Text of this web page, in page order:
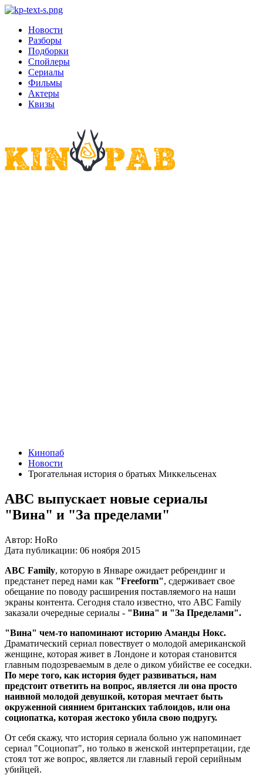
Новости
Разборы
Подборки
Спойлеры
Сериалы
Фильмы
Актеры
Квизы
Кинопаб
Новости
Трогательная история о братьях Миккельсенах
ABC выпускает новые сериалы
"Вина" и "За пределами"
Автор: HoRo
Дата публикации: 06 ноября 2015
ABC Family, которую в Январе ожидает ребрендинг и
предстанет перед нами как "Freeform", сдерживает свое
обещание по поводу расширения поставляемого на наши
экраны контента. Сегодня стало известно, что ABC Family
заказали очередные сериалы - "Вина" и "За Пределами".
"Вина" чем-то напоминают историю Аманды Нокс.
Драматический сериал повествует о молодой американской
женщине, которая живет в Лондоне и которая становится
главным подозреваемым в деле о диком убийстве ее соседки.
По мере того, как история будет развиваться, нам
предстоит ответить на вопрос, является ли она просто
наивной молодой девушкой, которая мечтает быть
окруженной сиянием британских таблоидов, или она
социопатка, которая жестоко убила свою подругу.
От себя скажу, что история сериала больно уж напоминает
сериал "Социопат", но только в женской интерпретации, где
стоял тот же вопрос, является ли главный герой серийным
убийцей.